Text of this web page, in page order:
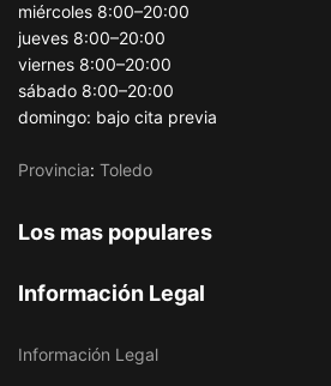
miércoles 8:00–20:00
jueves 8:00–20:00
viernes 8:00–20:00
sábado 8:00–20:00
domingo: bajo cita previa
Provincia: Toledo
Los mas populares
Información Legal
Información Legal